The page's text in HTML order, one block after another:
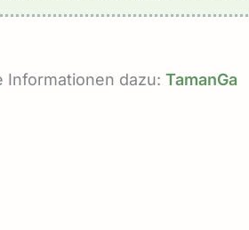
Informationen dazu:TamanGa